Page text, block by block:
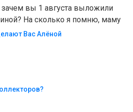
вы 1 августа выложили
На сколько я помню, маму
Вас Алëной